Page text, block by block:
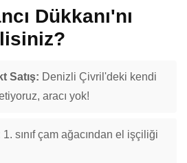
Dükkanı'nı
Satış: Denizli Çivril'deki kendi
aracı yok!
1. sınıf çam ağacından el işçiliği